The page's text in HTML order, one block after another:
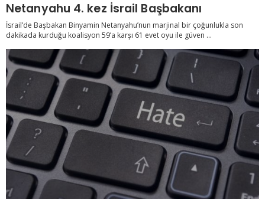
Netanyahu 4. kez İsrail Başbakanı
İsrail’de Başbakan Binyamin Netanyahu’nun marjinal bir çoğunlukla son
dakikada kurduğu koalisyon 59’a karşı 61 evet oyu ile güven ...